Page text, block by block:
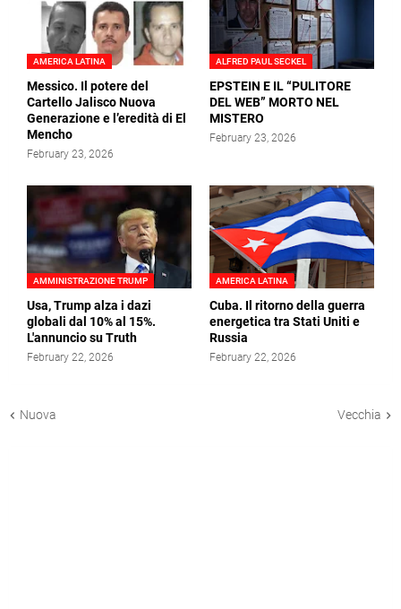
AMERICA LATINA
Messico. Il potere del
Cartello Jalisco Nuova
Generazione e l’eredità di El
Mencho
February 23, 2026
ALFRED PAUL SECKEL
EPSTEIN E IL “PULITORE
DEL WEB” MORTO NEL
MISTERO
February 23, 2026
AMMINISTRAZIONE TRUMP
Usa, Trump alza i dazi
globali dal 10% al 15%.
L'annuncio su Truth
February 22, 2026
AMERICA LATINA
Cuba. Il ritorno della guerra
energetica tra Stati Uniti e
Russia
February 22, 2026
Nuova Vecchia